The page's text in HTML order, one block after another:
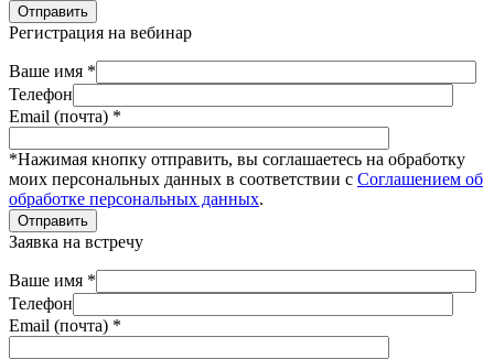
Отправить
Регистрация на вебинар
Ваше имя *
Телефон
Email (почта) *
*Нажимая кнопку отправить, вы соглашаетесь на обработку
моих персональных данных в соответствии с Соглашением об
обработке персональных данных.
Отправить
Заявка на встречу
Ваше имя *
Телефон
Email (почта) *